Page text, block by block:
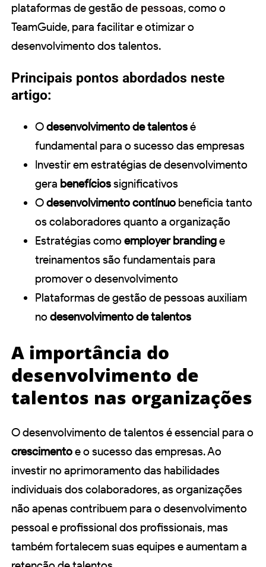
plataformas de gestão de pessoas, como o
TeamGuide, para facilitar e otimizar o
desenvolvimento dos talentos.
Principais pontos abordados neste
artigo:
Odesenvolvimento de talentosé
fundamental para o sucesso das empresas
Investir em estratégias de desenvolvimento
gera benefíciossignificativos
Odesenvolvimento contínuo beneficia tanto
os colaboradores quanto a organização
Estratégias como employer brandinge
treinamentos são fundamentais para
promover o desenvolvimento
Plataformas de gestão de pessoas auxiliam
no desenvolvimento de talentos
A importância do
desenvolvimento de
talentos nas organizações
O desenvolvimento de talentos é essencial para o
crescimentoe o sucesso das empresas. Ao
investir no aprimoramento das habilidades
individuais dos colaboradores, as organizações
não apenas contribuem para o desenvolvimento
pessoal e profissional dos profissionais, mas
também fortalecem suas equipes e aumentam a